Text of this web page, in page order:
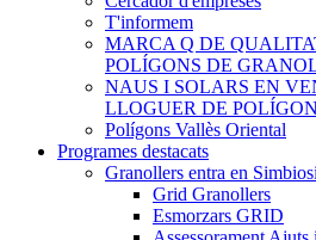
T'informem
MARCA Q DE
POLÍGONS DE
NAUS I SOLARS EN
LLOGUER DE
Polígons Vallès Oriental
Programes destacats
Granollers entra en Simbiosi
Grid Granollers
Esmorzars GRID